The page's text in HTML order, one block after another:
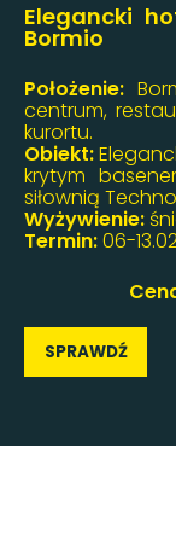
Elegancki
Bormio
Położenie:
centrum,
kurortu.
Obiekt:
krytym
siłownią
Wyżywienie:
Termin:06-
SPRAWDŹ